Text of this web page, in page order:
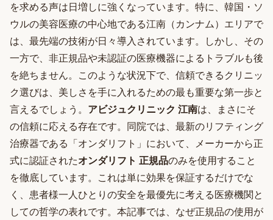
を求める声は日増しに強くなっています。特に、韓国・ソ
ウルの美容医療の中心地である江南（カンナム）エリアで
は、最先端の技術が日々導入されています。しかし、その
一方で、非正規品や未認証の医療機器によるトラブルも後
を絶ちません。このような状況下で、信頼できるクリニッ
ク選びは、美しさを手に入れるための最も重要な第一歩と
言えるでしょう。 アビジュクリニック 江南は、まさにそ
の信頼に応える存在です。同院では、最新のリフティング
治療器である「オンダリフト」において、メーカーから正
式に認証されたオンダリフト 正規品のみを使用すること
を徹底しています。これは単に効果を保証するだけでな
く、患者様一人ひとりの安全を最優先に考える医療機関と
しての哲学の表れです。本記事では、なぜ正規品の使用が